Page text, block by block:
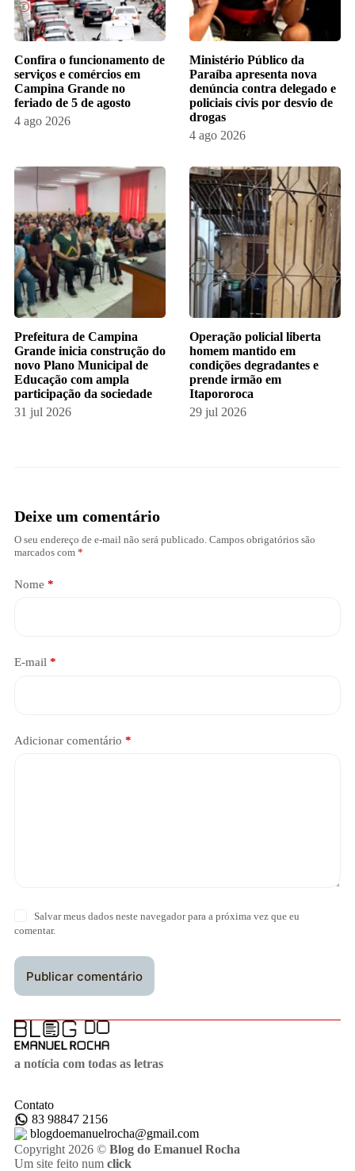
Confira o funcionamento de
serviços e comércios em
Campina Grande no
feriado de 5 de agosto
4 ago 2026
Ministério Público da
Paraíba apresenta nova
denúncia contra delegado e
policiais civis por desvio de
drogas
4 ago 2026
Prefeitura de Campina
Grande inicia construção do
novo Plano Municipal de
Educação com ampla
participação da sociedade
31 jul 2026
Operação policial liberta
homem mantido em
condições degradantes e
prende irmão em
Itapororoca
29 jul 2026
Deixe um comentário
O seu endereço de e-mail não será publicado. Campos obrigatórios são
marcados com *
Nome *
E-mail *
Adicionar comentário *
Salvar meus dados neste navegador para a próxima vez que eu
comentar.
Publicar comentário
a notícia com todas as letras
Contato
83 98847 2156
blogdoemanuelrocha@gmail.com
Copyright 2026 © Blog do Emanuel Rocha
Um site feito num click